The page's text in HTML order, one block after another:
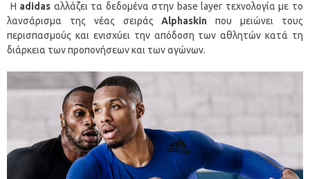
Η adidas αλλάζει τα δεδομένα στην base layer τεχνολογία με το
λανσάρισμα της νέας σειράςAlphaskin που μειώνει τους
περισπασμούς και ενισχύει την απόδοση των αθλητών κατά τη
διάρκεια των προπονήσεων και των αγώνων.